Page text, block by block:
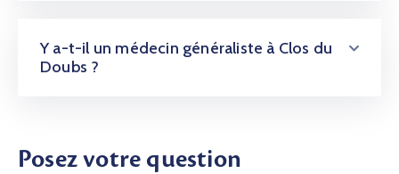
Y a-t-il un médecin généraliste à Clos du
Doubs ?
Posez votre question